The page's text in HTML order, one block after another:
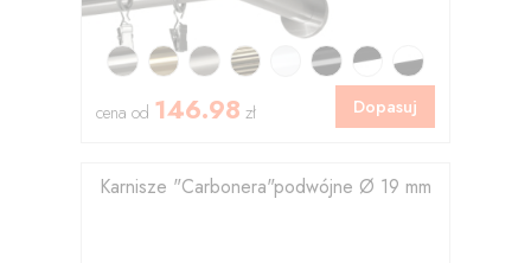
cena od 146.98 zł Dopasuj
Karnisze "Carbonera"podwójne Ø 19 mm